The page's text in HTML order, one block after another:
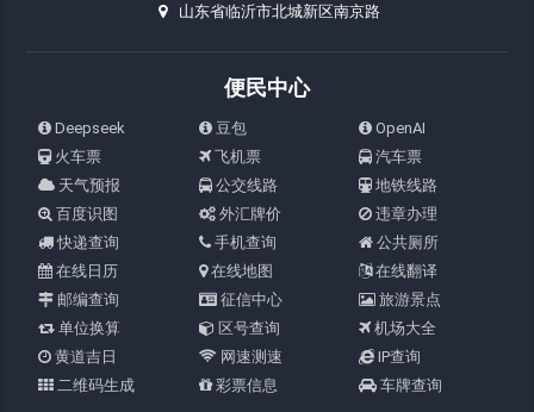
山东省临沂市北城新区南京路
便民中心
Deepseek 豆包
OpenAI
火车票
飞机票
汽车票
天气预报
公交线路
地铁线路
百度识图
外汇牌价
违章办理
快递查询
手机查询
公共厕所
在线日历
在线地图
在线翻译
邮编查询
征信中心
旅游景点
单位换算
区号查询
机场大全
黄道吉日
网速测速
IP查询
二维码生成
彩票信息 车牌查询